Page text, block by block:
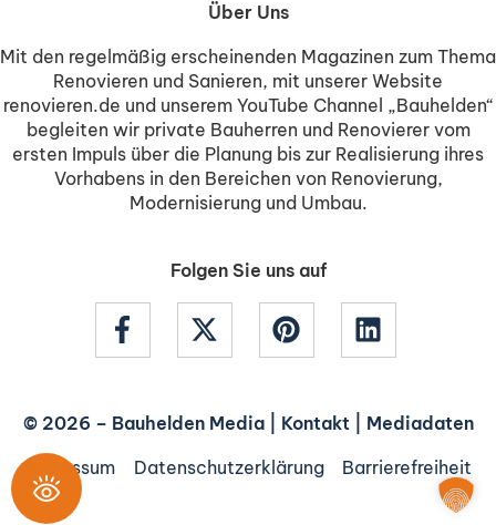
Über Uns
Mit den regelmäßig erscheinenden Magazinen zum Thema
Renovieren und Sanieren, mit unserer Website
renovieren.de und unserem YouTube Channel „Bauhelden“
begleiten wir private Bauherren und Renovierer vom
ersten Impuls über die Planung bis zur Realisierung ihres
Vorhabens in den Bereichen von Renovierung,
Modernisierung und Umbau.
Folgen Sie uns auf
© 2026 – Bauhelden Media| Kontakt| Mediadaten
Impressum
Datenschutzerklärung Barrierefreiheit